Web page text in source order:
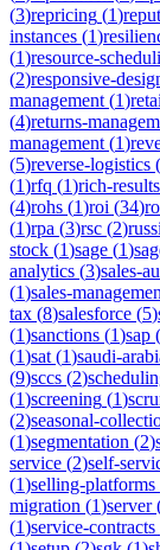
(3)repricing (1)
instances (1)
(1)resource-
(2)responsive-
management (1)
(4)returns-
management (1)
(5)reverse-logistics (
(1)rfq (1)rich-results
(4)rohs (1)roi (34)
(1)rpa (3)rsc (2)
stock (1)sage (1)
analytics (3)sales-
(1)sales-
tax (8)salesforce (5)
(1)sanctions (1)sap (
(1)sat (1)saudi-
(9)sccs (2)
(1)screening (1)
(2)seasonal-
(1)segmentation (2)
service (2)self-
(1)selling-platforms
migration (1)server
(1)service-contracts